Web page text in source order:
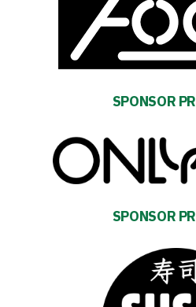
SPONSOR
SPONSOR